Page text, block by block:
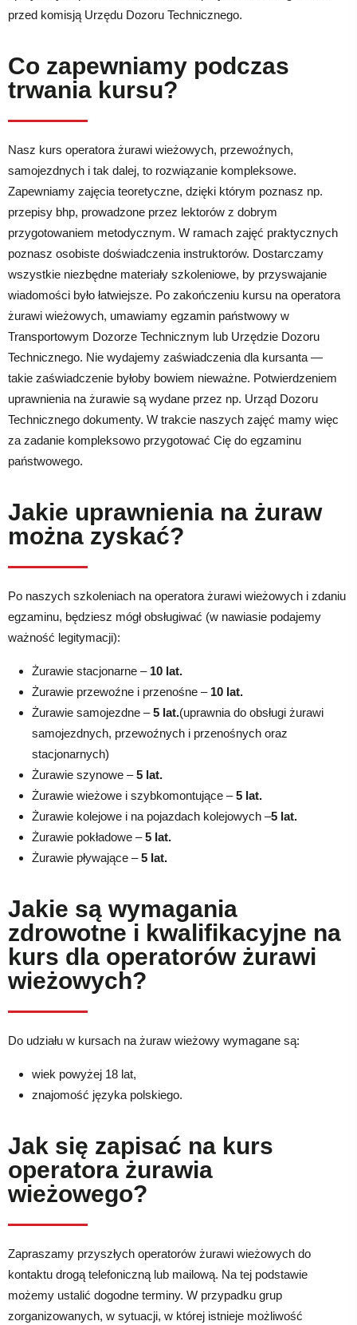
przed komisją Urzędu Dozoru Technicznego.
Co zapewniamy podczas
trwania kursu?
Nasz kurs operatora żurawi wieżowych, przewoźnych,
samojezdnych i tak dalej, to rozwiązanie kompleksowe.
Zapewniamy zajęcia teoretyczne, dzięki którym poznasz np.
przepisy bhp, prowadzone przez lektorów z dobrym
przygotowaniem metodycznym. W ramach zajęć praktycznych
poznasz osobiste doświadczenia instruktorów. Dostarczamy
wszystkie niezbędne materiały szkoleniowe, by przyswajanie
wiadomości było łatwiejsze. Po zakończeniu kursu na operatora
żurawi wieżowych, umawiamy egzamin państwowy w
Transportowym Dozorze Technicznym lub Urzędzie Dozoru
Technicznego. Nie wydajemy zaświadczenia dla kursanta —
takie zaświadczenie byłoby bowiem nieważne. Potwierdzeniem
uprawnienia na żurawie są wydane przez np. Urząd Dozoru
Technicznego dokumenty. W trakcie naszych zajęć mamy więc
za zadanie kompleksowo przygotować Cię do egzaminu
państwowego.
Jakie uprawnienia na żuraw
można zyskać?
Po naszych szkoleniach na operatora żurawi wieżowych i zdaniu
egzaminu, będziesz mógł obsługiwać (w nawiasie podajemy
ważność legitymacji):
Żurawie stacjonarne – 10 lat.
Żurawie przewoźne i przenośne – 10 lat.
Żurawie samojezdne –5 lat.(uprawnia do obsługi żurawi
samojezdnych, przewoźnych i przenośnych oraz
stacjonarnych)
Żurawie szynowe –5 lat.
Żurawie wieżowe i szybkomontujące –5 lat.
Żurawie kolejowe i na pojazdach kolejowych –5 lat.
Żurawie pokładowe –5 lat.
Żurawie pływające –5 lat.
Jakie są wymagania
zdrowotne i kwalifikacyjne na
kurs dla operatorów żurawi
wieżowych?
Do udziału w kursach na żuraw wieżowy wymagane są:
wiek powyżej 18 lat,
znajomość języka polskiego.
Jak się zapisać na kurs
operatora żurawia
wieżowego?
Zapraszamy przyszłych operatorów żurawi wieżowych do
kontaktu drogą telefoniczną lub mailową. Na tej podstawie
możemy ustalić dogodne terminy. W przypadku grup
zorganizowanych, w sytuacji, w której istnieje możliwość